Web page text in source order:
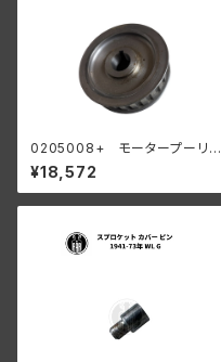
0205008+ モータープーリー
24T ベルトドライブ用 45" サイ
ドカー
¥18,572